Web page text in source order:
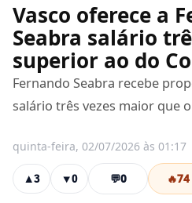
Vasco oferece a
Seabra salário
superior ao do
Fernando Seabra recebe
salário três vezes maior que
quinta-feira, 02/07/2026 às 01:17
▲3 ▼0 💬0 🔥74